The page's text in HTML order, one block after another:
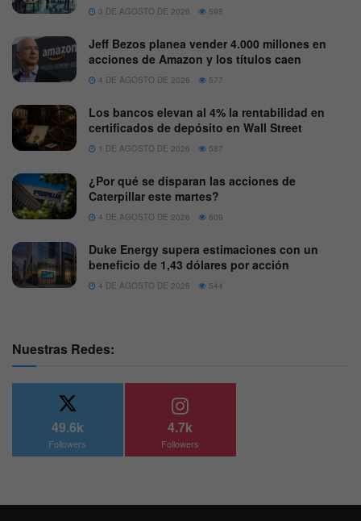
3 DE AGOSTO DE 2026 598
Jeff Bezos planea vender 4.000 millones en
acciones de Amazon y los títulos caen
4 DE AGOSTO DE 2026 577
Los bancos elevan al 4% la rentabilidad en
certificados de depósito en Wall Street
1 DE AGOSTO DE 2026 587
¿Por qué se disparan las acciones de
Caterpillar este martes?
4 DE AGOSTO DE 2026 609
Duke Energy supera estimaciones con un
beneficio de 1,43 dólares por acción
4 DE AGOSTO DE 2026 544
Nuestras Redes:
49.6k
Followers
4.7k
Followers